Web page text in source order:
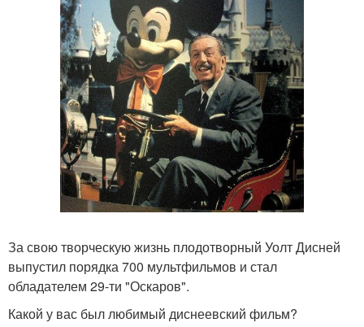
За свою творческую жизнь плодотворный Уолт Дисней
выпустил порядка 700 мультфильмов и стал
обладателем 29-ти "Оскаров".
Какой у вас был любимый диснеевский фильм?